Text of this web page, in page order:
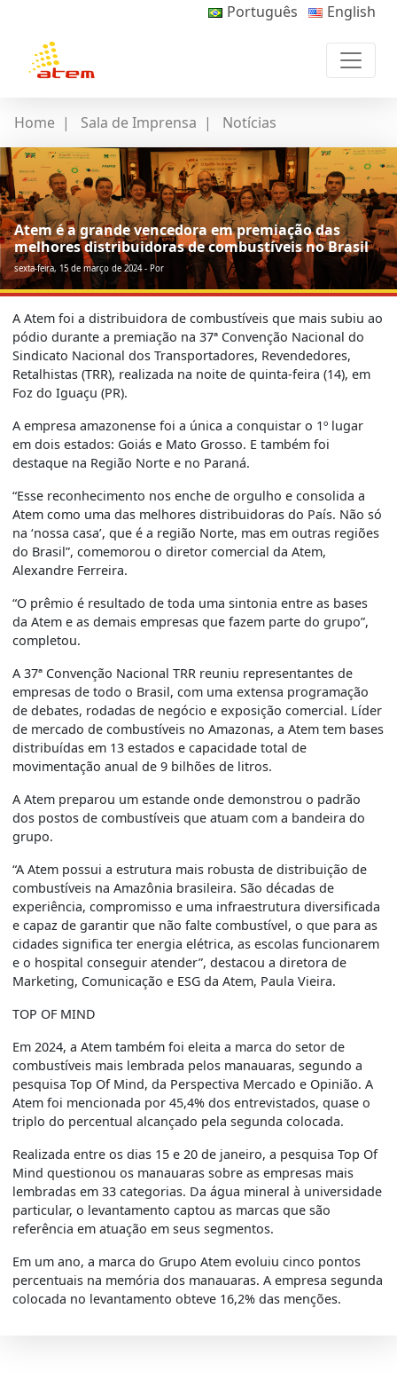
Português English
Home | Sala de Imprensa | Notícias
Atem é a grande vencedora em premiação das
melhores distribuidoras de combustíveis no Brasil
sexta-feira, 15 de março de 2024 - Por
A Atem foi a distribuidora de combustíveis que mais subiu ao
pódio durante a premiação na 37ª Convenção Nacional do
Sindicato Nacional dos Transportadores, Revendedores,
Retalhistas (TRR), realizada na noite de quinta-feira (14), em
Foz do Iguaçu (PR).
A empresa amazonense foi a única a conquistar o 1º lugar
em dois estados: Goiás e Mato Grosso. E também foi
destaque na Região Norte e no Paraná.
“Esse reconhecimento nos enche de orgulho e consolida a
Atem como uma das melhores distribuidoras do País. Não só
na ‘nossa casa’, que é a região Norte, mas em outras regiões
do Brasil”, comemorou o diretor comercial da Atem,
Alexandre Ferreira.
“O prêmio é resultado de toda uma sintonia entre as bases
da Atem e as demais empresas que fazem parte do grupo”,
completou.
A 37ª Convenção Nacional TRR reuniu representantes de
empresas de todo o Brasil, com uma extensa programação
de debates, rodadas de negócio e exposição comercial. Líder
de mercado de combustíveis no Amazonas, a Atem tem bases
distribuídas em 13 estados e capacidade total de
movimentação anual de 9 bilhões de litros.
A Atem preparou um estande onde demonstrou o padrão
dos postos de combustíveis que atuam com a bandeira do
grupo.
“A Atem possui a estrutura mais robusta de distribuição de
combustíveis na Amazônia brasileira. São décadas de
experiência, compromisso e uma infraestrutura diversificada
e capaz de garantir que não falte combustível, o que para as
cidades significa ter energia elétrica, as escolas funcionarem
e o hospital conseguir atender”, destacou a diretora de
Marketing, Comunicação e ESG da Atem, Paula Vieira.
TOP OF MIND
Em 2024, a Atem também foi eleita a marca do setor de
combustíveis mais lembrada pelos manauaras, segundo a
pesquisa Top Of Mind, da Perspectiva Mercado e Opinião. A
Atem foi mencionada por 45,4% dos entrevistados, quase o
triplo do percentual alcançado pela segunda colocada.
Realizada entre os dias 15 e 20 de janeiro, a pesquisa Top Of
Mind questionou os manauaras sobre as empresas mais
lembradas em 33 categorias. Da água mineral à universidade
particular, o levantamento captou as marcas que são
referência em atuação em seus segmentos.
Em um ano, a marca do Grupo Atem evoluiu cinco pontos
percentuais na memória dos manauaras. A empresa segunda
colocada no levantamento obteve 16,2% das menções.